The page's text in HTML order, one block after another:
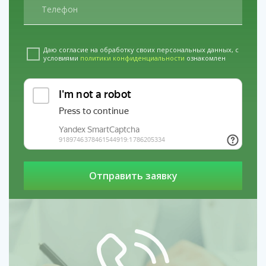
страдания, что само по себе становится важным
мотивирующим фактором.
Прерывание запойного состояния. Длительная
интоксикация — это нагрузка на все органы. Резкая
приехавший по вызову, может грамотно и поэтапно
провести инфузионную терапию для выведения
токсинов, коррекции обезвоживания и поддержки
работы печени, минимизируя риск развития психоза
или судорог.
при угрозе срыва.
пытавшийся лечиться, снова начал употреблять,
важно действовать быстро. Один-два визита
предотвратить уход в глубокий запой, сохранив
предыдущие результаты лечения.
Даю согласие на обработку своих персональных данных, с
условиями политики конфиденциальности ознакомлен